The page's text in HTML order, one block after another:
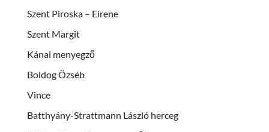
Szent Piroska – Eirene
Szent Margit
Kánai menyegző
Boldog Özséb
Vince
Batthyány-Strattmann László herceg